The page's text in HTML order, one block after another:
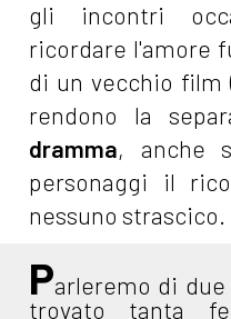
gli incontri
ricordare l'amore
di un vecchio film
rendono la
dramma, anche
personaggi il
nessuno strascico.
Parleremo di due
trovato tanta